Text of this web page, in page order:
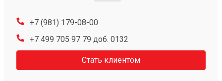
+7 (981) 179-08-00
+7 499 705 97 79 доб. 0132
Стать клиентом